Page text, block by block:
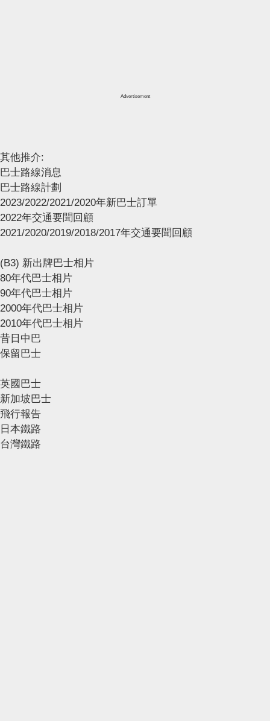
Advertisement
其他推介:
巴士路線消息
巴士路線計劃
2023/2022/2021/2020年新巴士訂單
2022年交通要聞回顧
2021/2020/2019/2018/2017年交通要聞回顧
(B3) 新出牌巴士相片
80年代巴士相片
90年代巴士相片
2000年代巴士相片
2010年代巴士相片
昔日中巴
保留巴士
英國巴士
新加坡巴士
飛行報告
日本鐵路
台灣鐵路